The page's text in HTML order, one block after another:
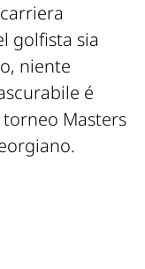
golfista sia
niente
é
Masters